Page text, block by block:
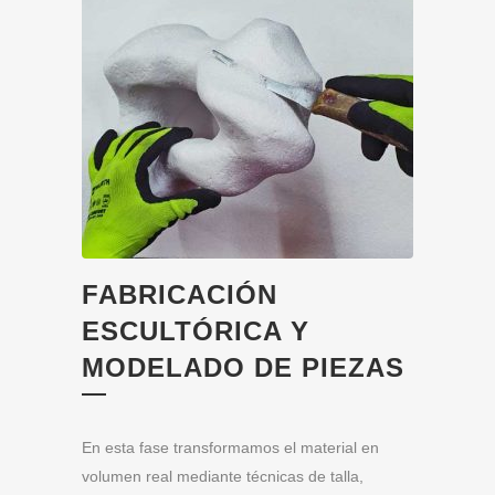
FABRICACIÓN
ESCULTÓRICA Y
MODELADO DE PIEZAS
En esta fase transformamos el material en
volumen real mediante técnicas de talla,